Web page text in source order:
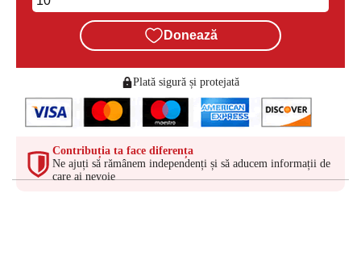
Donează
Plată sigură și protejată
Contribuția ta face diferența
Ne ajuți să rămânem independenți și să aducem informații de
care ai nevoie